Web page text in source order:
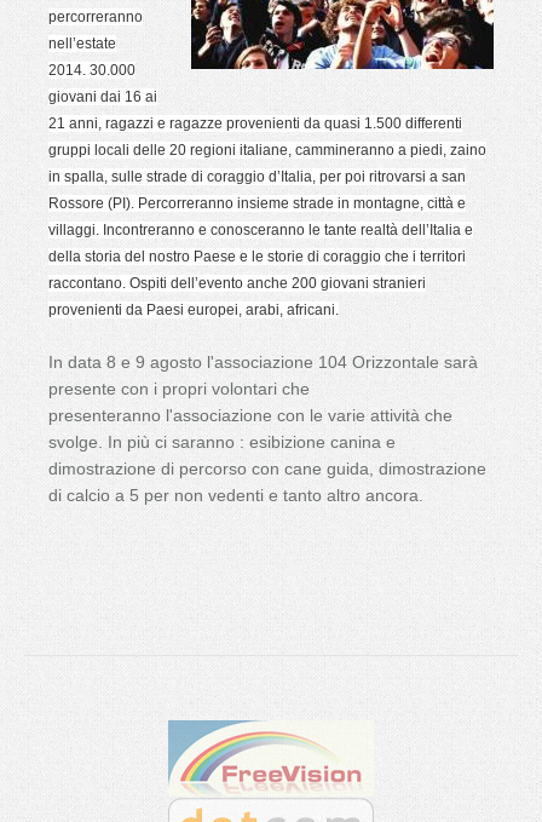
percorreranno
nell’estate
2014. 30.000
giovani dai 16 ai
21 anni, ragazzi e ragazze provenienti da quasi 1.500 differenti
gruppi locali delle 20 regioni italiane, cammineranno a piedi, zaino
in spalla, sulle strade di coraggio d’Italia, per poi ritrovarsi a san
Rossore (PI). Percorreranno insieme strade in montagne, città e
villaggi. Incontreranno e conosceranno le tante realtà dell’Italia e
della storia del nostro Paese e le storie di coraggio che i territori
raccontano. Ospiti dell’evento anche 200 giovani stranieri
provenienti da Paesi europei, arabi, africani.
In data 8 e 9 agosto l'associazione 104 Orizzontale sarà
presente con i propri volontari che
presenteranno l'associazione con le varie attività che
svolge. In più ci saranno : esibizione canina e
dimostrazione di percorso con cane guida, dimostrazione
di calcio a 5 per non vedenti e tanto altro ancora.